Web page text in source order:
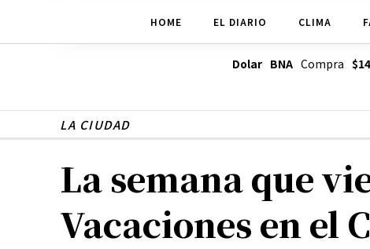
HOME EL DIARIO CLIMA
Dolar BNACompra
LA CIUDAD
La semana que
Vacaciones en el